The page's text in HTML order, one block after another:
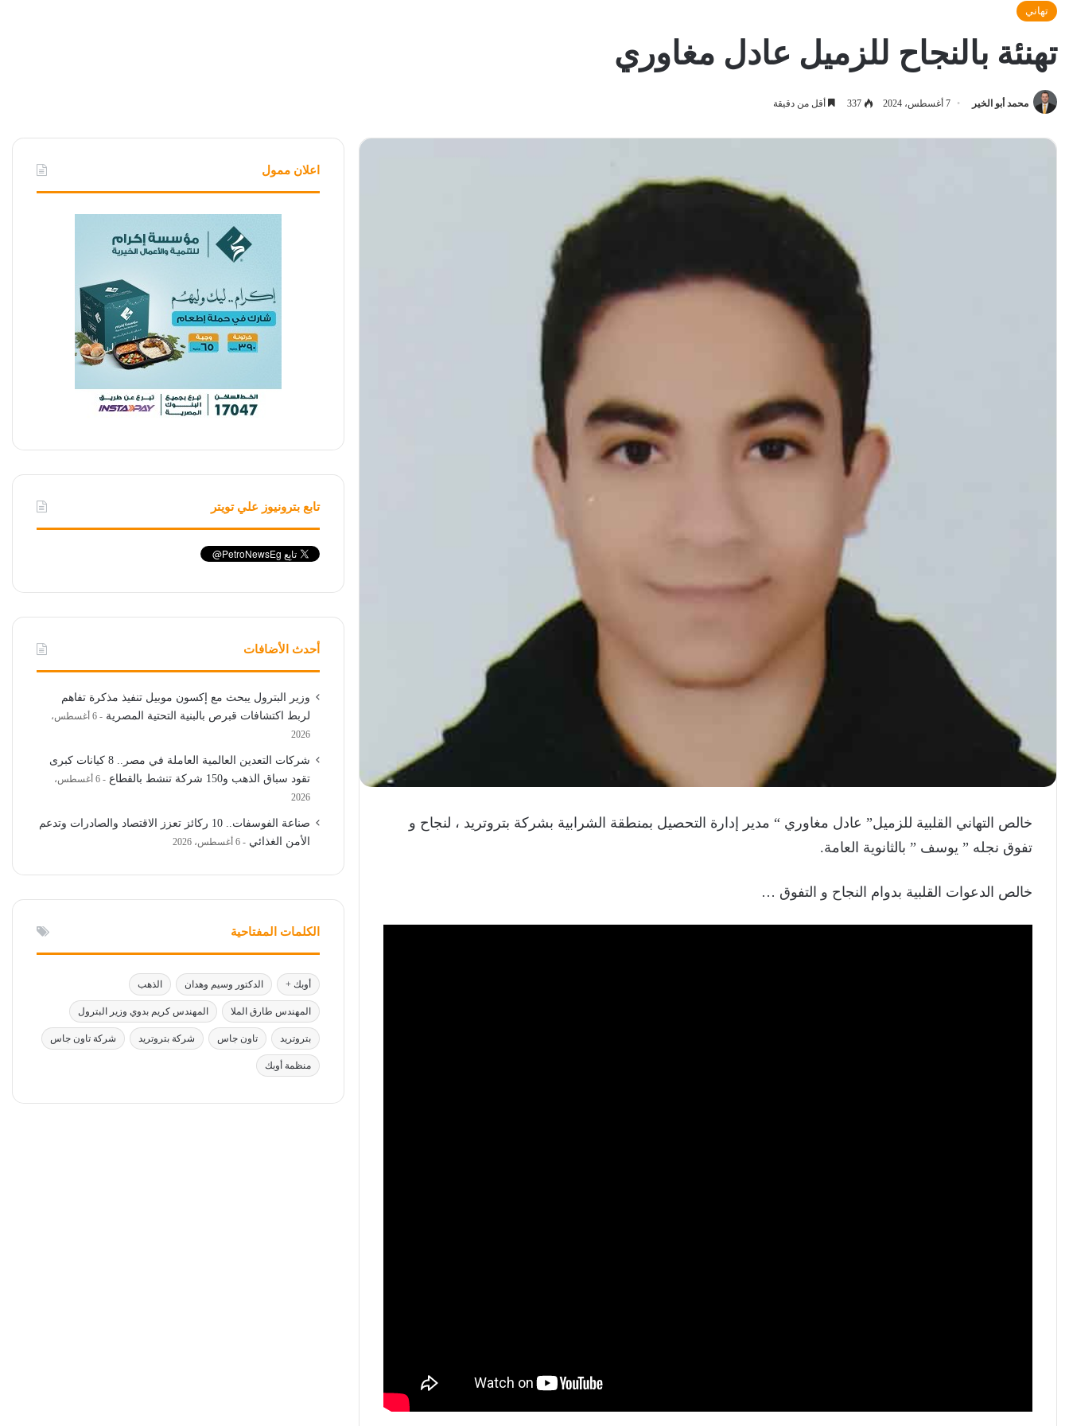
تهاني
تهنئة بالنجاح للزميل عادل مغاوري
محمد أبو الخير 7 أغسطس، 2024 337 أقل من دقيقة
خالص التهاني القلبية للزميل” عادل مغاوري “ مدير إدارة التحصيل بمنطقة الشرابية بشركة بتروتريد ، لنجاح و
تفوق نجله ” يوسف ” بالثانوية العامة.
خالص الدعوات القلبية بدوام النجاح و التفوق …
اعلان ممول
تابع بترونيوز علي تويتر
أحدث الأضافات
وزير البترول يبحث مع إكسون موبيل تنفيذ مذكرة تفاهم
لربط اكتشافات قبرص بالبنية التحتية المصرية
6 أغسطس،
2026
شركات التعدين العالمية العاملة في مصر.. 8 كيانات كبرى
تقود سباق الذهب و150 شركة تنشط بالقطاع
6 أغسطس،
2026
صناعة الفوسفات.. 10 ركائز تعزز الاقتصاد والصادرات وتدعم
الأمن الغذائي
6 أغسطس، 2026
الكلمات المفتاحية
أوبك + الدكتور وسيم وهدان الذهب
المهندس طارق الملا المهندس كريم بدوي وزير البترول
بتروتريد تاون جاس شركة بتروتريد شركة تاون جاس
منظمة أوبك